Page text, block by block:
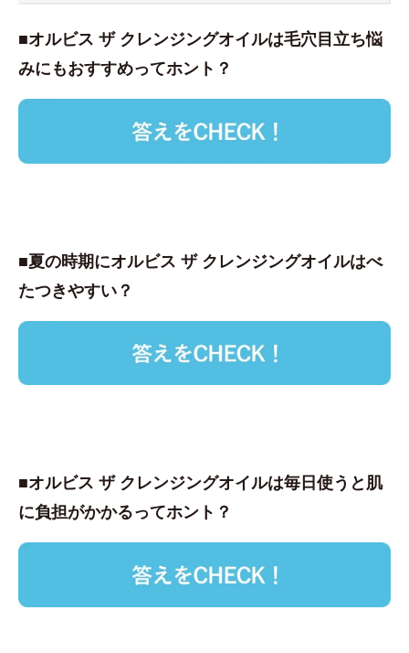
■オルビス ザ クレンジングオイルは毛穴目立ち悩
みにもおすすめってホント？
■夏の時期にオルビス ザ クレンジングオイルはべ
たつきやすい？
■オルビス ザ クレンジングオイルは毎日使うと肌
に負担がかかるってホント？